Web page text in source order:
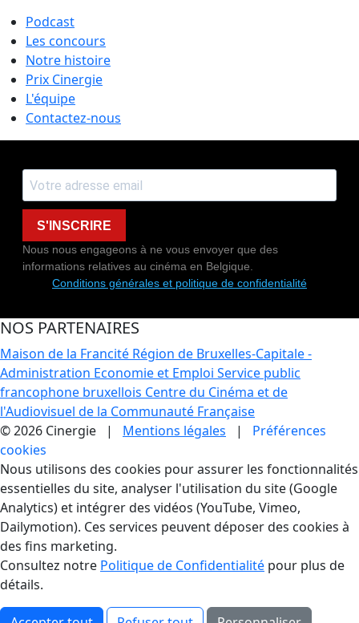
Podcast
Les concours
Notre histoire
Prix Cinergie
L'équipe
Contactez-nous
S'INSCRIRE
Nous nous engageons à ne vous envoyer que des
informations relatives au cinéma en Belgique.
Conditions générales et politique de confidentialité
NOS PARTENAIRES
Maison de la Francité Région de Bruxelles-Capitale -
Administration Economie et Emploi Service public
francophone bruxellois Centre du Cinéma et de
l'Audiovisuel de la Communauté Française
© 2026 Cinergie | Mentions légales | Préférences
cookies
Gestion des Cookies
Nous utilisons des cookies pour assurer les fonctionnalités
essentielles du site, analyser l'utilisation du site (Google
Analytics) et intégrer des vidéos (YouTube, Vimeo,
Dailymotion). Ces services peuvent déposer des cookies à
des fins marketing.
Consultez notre Politique de Confidentialité pour plus de
détails.